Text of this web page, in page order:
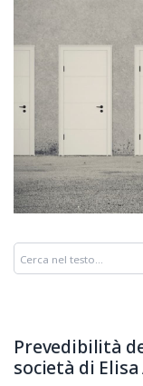
Prevedibilità
società di